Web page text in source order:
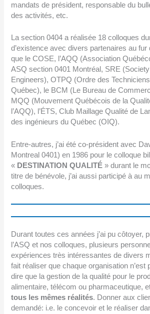
mandats de président, responsable du
des activités, etc.
La section 0404 a réalisée 18 colloques
d’existence avec divers partenaires au fur
que le COSE, l’AQQ (Association
ASQ section 0401 Montréal, SRE
Engineers), OTPQ (Ordre des
Québec), le BCM (Le Bureau de
MQQ (Mouvement Québécois de la
l’AQQ), l’ÉTS, Club Maillage Qualité de
des ingénieurs du Québec (OIQ).
Entre-autres, j’ai été co-président avec
Montreal 0401) en 1986 pour le colloque
« DESTINATION QUALITÉ » durant le
titre de bénévole, j’ai aussi participé à au
colloques.
Durant toutes ces années j’ai pu côtoyer,
l’ASQ et nos colloques, plusieurs
expériences très intéressantes de divers
fait réaliser que chaque organisation n’est
dire que la gestion de la qualité pour le
alimentaire, télécom ou pharmaceutique,
tous les mêmes réalités. Donner aux
demandé: i.e. le concevoir et le réaliser